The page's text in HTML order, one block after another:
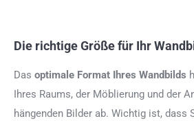
Die richtige Größe für Ihr
Das optimale Format Ihres Wandbilds
Ihres Raums, der Möblierung und der
hängenden Bilder ab. Wichtig ist, dass